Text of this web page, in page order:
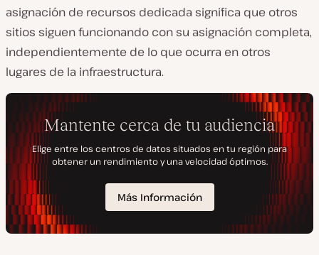
asignación de recursos dedicada significa que otros
sitios siguen funcionando con su asignación completa,
independientemente de lo que ocurra en otros
lugares de la infraestructura.